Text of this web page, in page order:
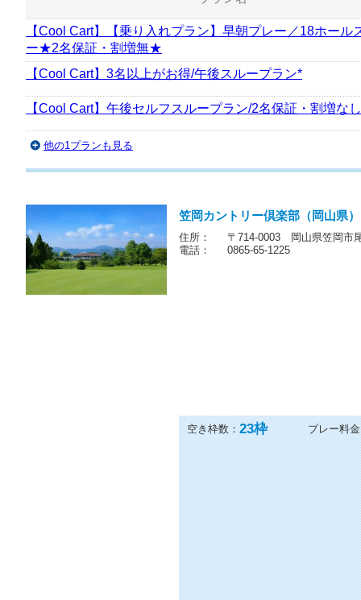
【Cool Cart】【乗り入れプラン】早朝プレー／18ホール
ー★2名保証・割増無★
【Cool Cart】3名以上がお得/午後スループラン*
【Cool Cart】午後セルフスループラン/2名保証・割増な
他の1プランも見る
笠岡カントリー倶楽部（岡山県）
住所：
〒714-0003 岡山県笠岡市
電話：
0865-65-1225
空き枠数： 23枠 プレー料